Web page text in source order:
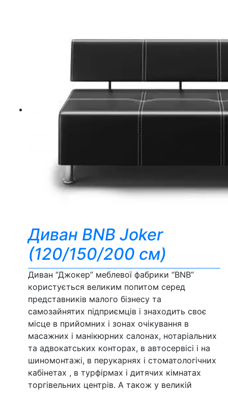
Диван BNB Joker
(120/150/200 см)
Диван “Джокер” меблевої фабрики “BNB”
користується великим попитом серед
представників малого бізнесу та
самозайнятих підприємців і знаходить своє
місце в прийомних і зонах очікування в
масажних і манікюрних салонах, нотаріальних
та адвокатських конторах, в автосервісі і на
шиномонтажі, в перукарнях і стоматологічних
кабінетах , в турфірмах і дитячих кімнатах
торгівельних центрів. А також у великій